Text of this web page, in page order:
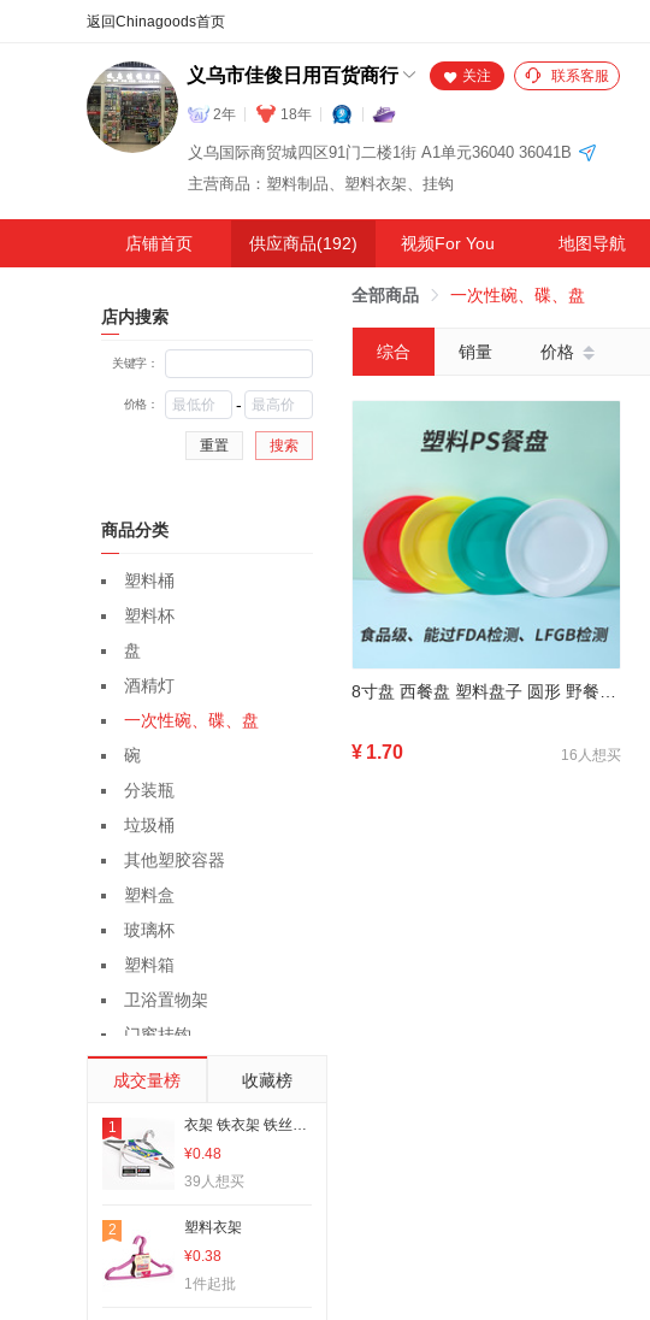
义乌市佳俊日用百货商行
2年 18年
关注 联系客服
义乌国际商贸城四区91门二楼1街 A1单元36040 36041B
主营商品：塑料制品、塑料衣架、挂钩
店铺首页 供应商品(192) 视频For You 地图导航
店内搜索
关键字：
价格： -
重置 搜索
商品分类
塑料桶
塑料杯
盘
酒精灯
一次性碗、碟、盘
碗
分装瓶
垃圾桶
其他塑胶容器
塑料盒
玻璃杯
塑料箱
卫浴置物架
门窗挂钩
亚克力管
水培植物瓶、生态瓶
密封盒、储物罐
厨房置物架
盆栽
成交量榜 收藏榜
1
衣架 铁衣架 铁丝衣架 铁丝扭头衣架
¥0.48
39人想买
2
塑料衣架
¥0.38
1件起批
全部商品 一次性碗、碟、盘
综合 销量 价格
¥ 1.70 16人想买